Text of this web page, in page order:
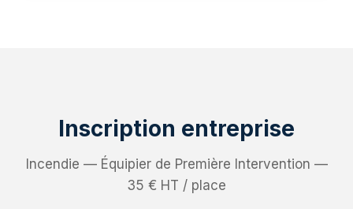
Inscription entreprise
Incendie — Équipier de Première Intervention —
35 € HT / place